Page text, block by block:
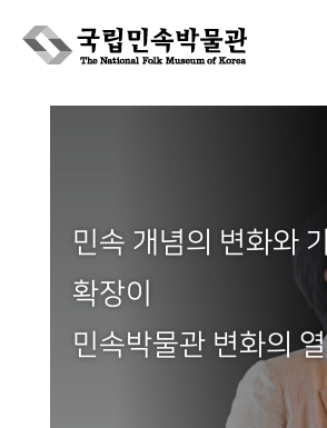
Skip
민속 개념의 변화와
확장이
민속박물관 변화의 열